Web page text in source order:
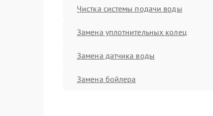
Чистка системы подачи воды
Замена уплотнительных колец
Замена датчика воды
Замена бойлера